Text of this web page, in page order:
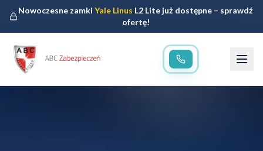
Nowoczesne zamkiYale Linus L2 Lite już dostępne – sprawdź
ofertę!